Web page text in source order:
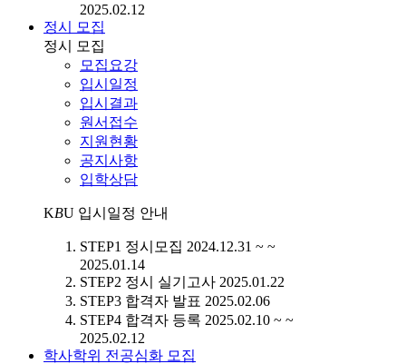
2025.02.12
정시 모집
정시 모집
모집요강
입시일정
입시결과
원서접수
지원현황
공지사항
입학상담
KBU 입시일정 안내
STEP1 정시모집 2024.12.31 ~ ~
2025.01.14
STEP2 정시 실기고사 2025.01.22
STEP3 합격자 발표 2025.02.06
STEP4 합격자 등록 2025.02.10 ~ ~
2025.02.12
학사학위 전공심화 모집